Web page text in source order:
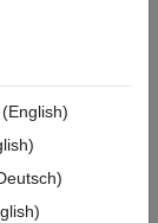
B 比、面積、カス